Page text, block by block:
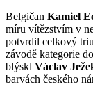
Belgičan Kamiel
míru vítězstvím v
potvrdil celkový
závodě kategorie
blýskl Václav
barvách českého